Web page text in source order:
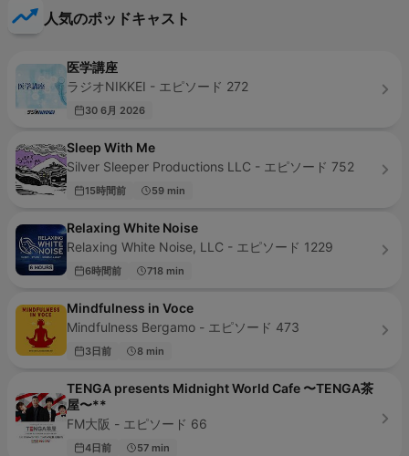
人気のポッドキャスト
医学講座
ラジオNIKKEI - エピソード 272
30 6月 2026
Sleep With Me
Silver Sleeper Productions LLC - エピソード 752
15時間前 59 min
Relaxing White Noise
Relaxing White Noise, LLC - エピソード 1229
6時間前 718 min
Mindfulness in Voce
Mindfulness Bergamo - エピソード 473
3日前 8 min
TENGA presents Midnight World Cafe 〜TENGA茶
屋〜**
FM大阪 - エピソード 66
4日前 57 min